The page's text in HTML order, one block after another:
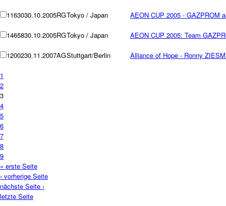
1163030.10.2005RGTokyo / Japan AEON CUP 2005 - GAZPROM
1465830.10.2005RGTokyo / Japan AEON CUP 2005: Team
1200230.11.2007AGStuttgart/Berlin Alliance of Hope - Ronny
1
2
3
4
5
6
7
8
9
« erste Seite
‹ vorherige Seite
nächste Seite ›
letzte Seite